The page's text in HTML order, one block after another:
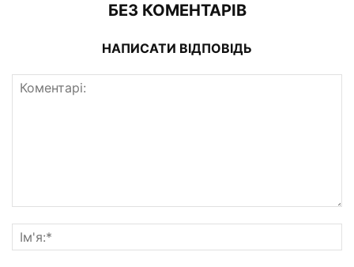
БЕЗ КОМЕНТАРІВ
НАПИСАТИ ВІДПОВІДЬ